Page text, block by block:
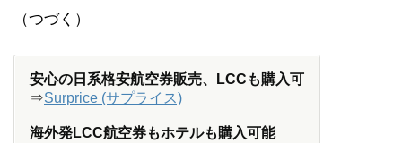
（つづく）
安心の日系格安航空券販売、LCCも購入可
⇒Surprice (サプライス)
海外発LCC航空券もホテルも購入可能